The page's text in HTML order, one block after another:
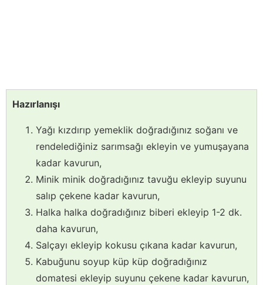
Hazırlanışı
Yağı kızdırıp yemeklik doğradığınız soğanı ve
rendelediğiniz sarımsağı ekleyin ve yumuşayana
kadar kavurun,
Minik minik doğradığınız tavuğu ekleyip suyunu
salıp çekene kadar kavurun,
Halka halka doğradığınız biberi ekleyip 1-2 dk.
daha kavurun,
Salçayı ekleyip kokusu çıkana kadar kavurun,
Kabuğunu soyup küp küp doğradığınız
domatesi ekleyip suyunu çekene kadar kavurun,